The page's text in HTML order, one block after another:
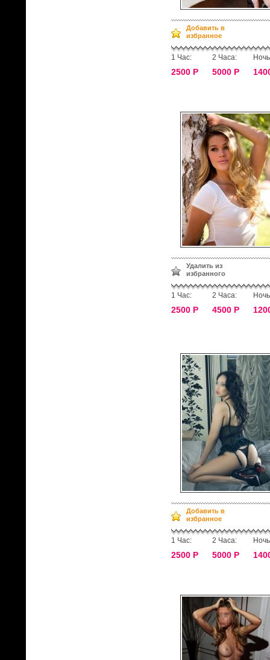
Добавить в
избранное
1 Час:
2500 Р
2 Часа:
5000 Р
Удалить из
избранного
1 Час:
2500 Р
2 Часа:
4500 Р
Добавить в
избранное
1 Час:
2500 Р
2 Часа:
5000 Р